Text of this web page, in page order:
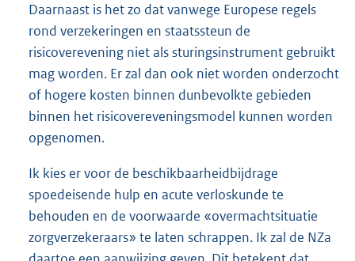
Daarnaast is het zo dat vanwege Europese regels
rond verzekeringen en staatssteun de
risicoverevening niet als sturingsinstrument gebruikt
mag worden. Er zal dan ook niet worden onderzocht
of hogere kosten binnen dunbevolkte gebieden
binnen het risicovereveningsmodel kunnen worden
opgenomen.
Ik kies er voor de beschikbaarheidbijdrage
spoedeisende hulp en acute verloskunde te
behouden en de voorwaarde «overmachtsituatie
zorgverzekeraars» te laten schrappen. Ik zal de NZa